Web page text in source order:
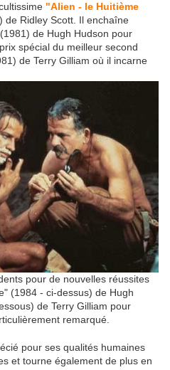
"Alien - le Huitième
de Ridley Scott. Il enchaîne
de Hugh Hudson pour
spécial du meilleur second
de Terry Gilliam où il incarne
pour de nouvelles réussites
(1984 - ci-dessus) de Hugh
de Terry Gilliam pour
remarqué.
pour ses qualités humaines
et tourne également de plus en